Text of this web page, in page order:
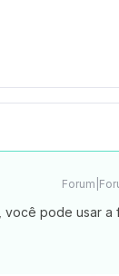
você pode usar a